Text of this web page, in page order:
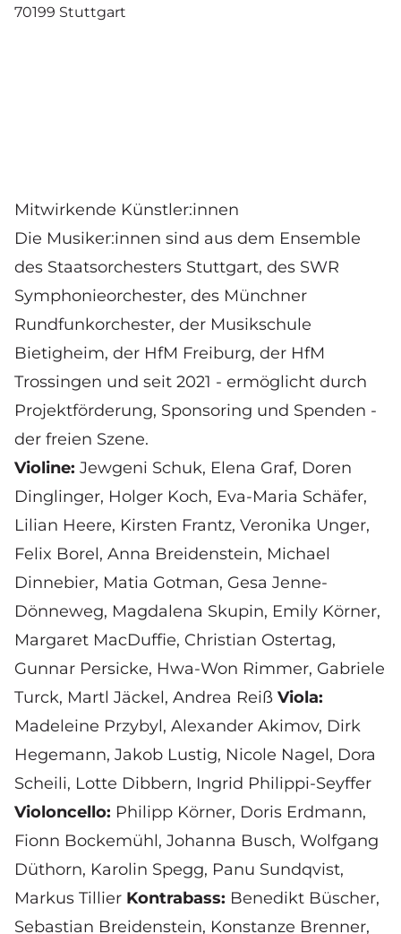
70199 Stuttgart
Mitwirkende Künstler:innen
Die Musiker:innen sind aus dem Ensemble
des Staatsorchesters Stuttgart, des SWR
Symphonieorchester, des Münchner
Rundfunkorchester, der Musikschule
Bietigheim, der HfM Freiburg, der HfM
Trossingen und seit 2021 - ermöglicht durch
Projektförderung, Sponsoring und Spenden -
der freien Szene.
Violine: Jewgeni Schuk, Elena Graf, Doren
Dinglinger, Holger Koch, Eva-Maria Schäfer,
Lilian Heere, Kirsten Frantz, Veronika Unger,
Felix Borel, Anna Breidenstein, Michael
Dinnebier, Matia Gotman, Gesa Jenne-
Dönneweg, Magdalena Skupin, Emily Körner,
Margaret MacDuffie, Christian Ostertag,
Gunnar Persicke, Hwa-Won Rimmer, Gabriele
Turck, Martl Jäckel, Andrea Reiß Viola:
Madeleine Przybyl, Alexander Akimov, Dirk
Hegemann, Jakob Lustig, Nicole Nagel, Dora
Scheili, Lotte Dibbern, Ingrid Philippi-Seyffer
Violoncello: Philipp Körner, Doris Erdmann,
Fionn Bockemühl, Johanna Busch, Wolfgang
Düthorn, Karolin Spegg, Panu Sundqvist,
Markus Tillier Kontrabass: Benedikt Büscher,
Sebastian Breidenstein, Konstanze Brenner,